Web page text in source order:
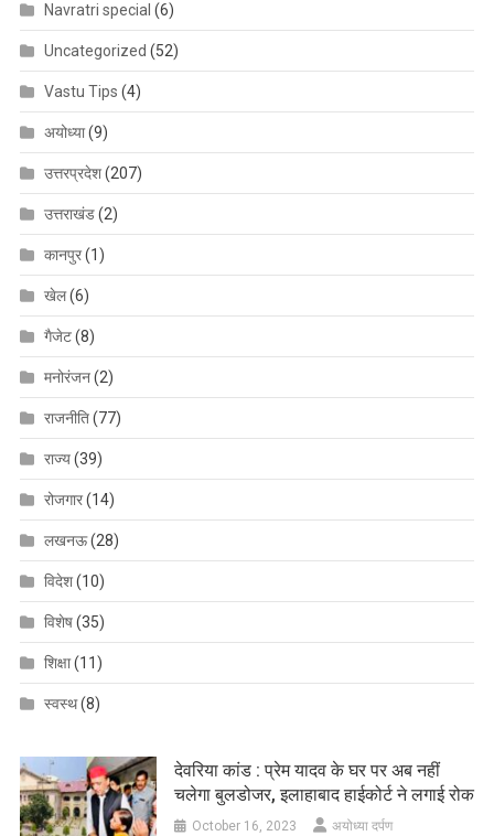
Navratri special (6)
Uncategorized (52)
Vastu Tips (4)
अयोध्या(9)
उत्तरप्रदेश(207)
उत्तराखंड(2)
कानपुर(1)
खेल(6)
गैजेट(8)
मनोरंजन(2)
राजनीति(77)
राज्य(39)
रोजगार(14)
लखनऊ(28)
विदेश(10)
विशेष(35)
शिक्षा(11)
स्वस्थ(8)
देवरिया कांड : प्रेम यादव के घर पर अब नहीं
चलेगा बुलडोजर, इलाहाबाद हाईकोर्ट ने लगाई रोक
October 16, 2023 अयोध्या दर्पण